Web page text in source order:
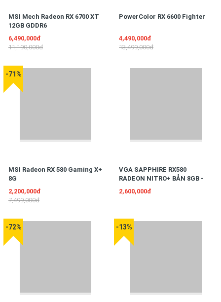
MSI Mech Radeon RX 6700 XT
12GB GDDR6
6,490,000đ
11,190,000đ
PowerColor RX 6600 Fighter
4,490,000đ
13,499,000đ
-71%
MSI Radeon RX 580 Gaming X+
8G
2,200,000đ
7,499,000đ
VGA SAPPHIRE RX580
RADEON NITRO+ BẢN 8GB -
256 BIT - DDR5 XANH
2,600,000đ
-72% -13%